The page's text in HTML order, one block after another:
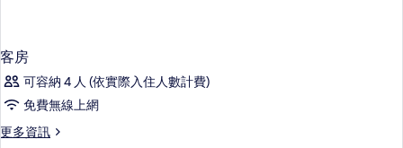
客房
可容納 4 人 (依實際入住人數計費)
免費無線上網
更多資訊
更